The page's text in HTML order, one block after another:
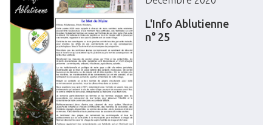
L'Info Ablutienne
n° 25